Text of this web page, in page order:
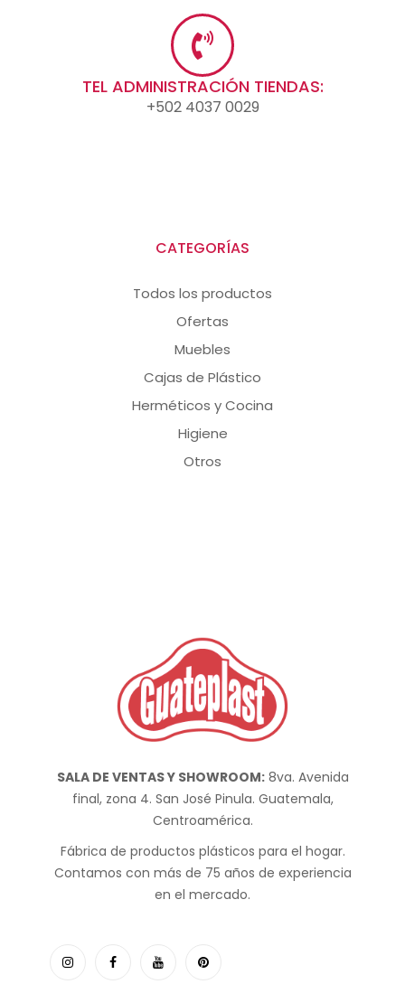
TEL ADMINISTRACIÓN TIENDAS:
+502 4037 0029
CATEGORÍAS
Todos los productos
Ofertas
Muebles
Cajas de Plástico
Herméticos y Cocina
Higiene
Otros
SALA DE VENTAS Y SHOWROOM:8va. Avenida
final, zona 4. San José Pinula. Guatemala,
Centroamérica.
Fábrica de productos plásticos para el hogar.
Contamos con más de 75 años de experiencia
en el mercado.